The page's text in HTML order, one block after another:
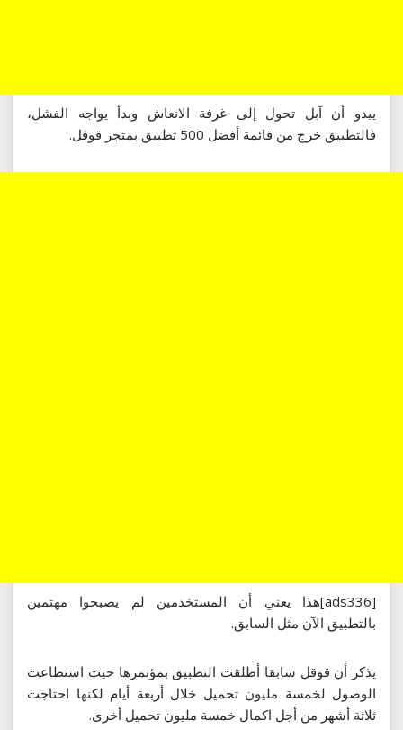
يبدو أن آبل تحول إلى غرفة الانعاش وبدأ يواجه الفشل،
فالتطبيق خرج من قائمة أفضل 500 تطبيق بمتجر قوقل.
[ads336]هذا يعني أن المستخدمين لم يصبحوا مهتمين
بالتطبيق الآن مثل السابق.
يذكر أن قوقل سابقا أطلقت التطبيق بمؤتمرها حيث استطاعت
الوصول لخمسة مليون تحميل خلال أربعة أيام لكنها احتاجت
ثلاثة أشهر من أجل اكمال خمسة مليون تحميل أخرى.